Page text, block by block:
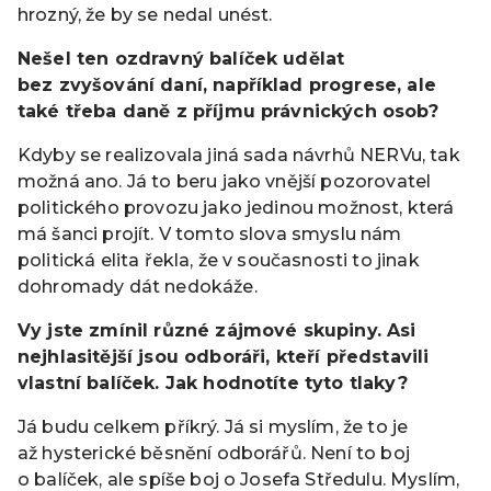
hrozný, že by se nedal unést.
Nešel ten ozdravný balíček udělat
bez zvyšování daní, například progrese, ale
také třeba daně z příjmu právnických osob?
Kdyby se realizovala jiná sada návrhů NERVu, tak
možná ano. Já to beru jako vnější pozorovatel
politického provozu jako jedinou možnost, která
má šanci projít. V tomto slova smyslu nám
politická elita řekla, že v současnosti to jinak
dohromady dát nedokáže.
Vy jste zmínil různé zájmové skupiny. Asi
nejhlasitější jsou odboráři, kteří představili
vlastní balíček. Jak hodnotíte tyto tlaky?
Já budu celkem příkrý. Já si myslím, že to je
až hysterické běsnění odborářů. Není to boj
o balíček, ale spíše boj o Josefa Středulu. Myslím,